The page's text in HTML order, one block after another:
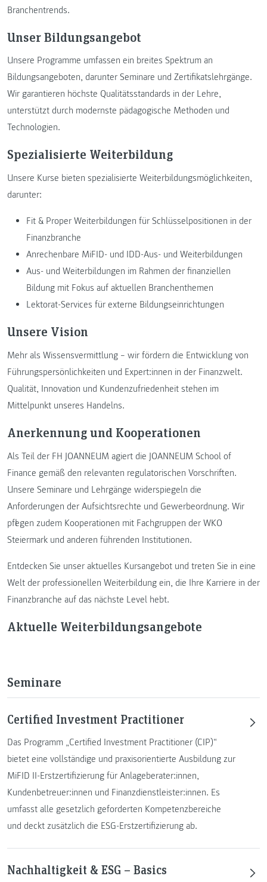
Branchentrends.
Unser Bildungsangebot
Unsere Programme umfassen ein breites Spektrum an
Bildungsangeboten, darunter Seminare und Zertifikatslehrgänge.
Wir garantieren höchste Qualitätsstandards in der Lehre,
unterstützt durch modernste pädagogische Methoden und
Technologien.
Spezialisierte Weiterbildung
Unsere Kurse bieten spezialisierte Weiterbildungsmöglichkeiten,
darunter:
Fit & Proper Weiterbildungen für Schlüsselpositionen in der
Finanzbranche
Anrechenbare MiFID- und IDD-Aus- und Weiterbildungen
Aus- und Weiterbildungen im Rahmen der finanziellen
Bildung mit Fokus auf aktuellen Branchenthemen
Lektorat-Services für externe Bildungseinrichtungen
Unsere Vision
Mehr als Wissensvermittlung – wir fördern die Entwicklung von
Führungspersönlichkeiten und Expert:innen in der Finanzwelt.
Qualität, Innovation und Kundenzufriedenheit stehen im
Mittelpunkt unseres Handelns.
Anerkennung und Kooperationen
Als Teil der FH JOANNEUM agiert die JOANNEUM School of
Finance gemäß den relevanten regulatorischen Vorschriften.
Unsere Seminare und Lehrgänge widerspiegeln die
Anforderungen der Aufsichtsrechte und Gewerbeordnung. Wir
pflegen zudem Kooperationen mit Fachgruppen der WKO
Steiermark und anderen führenden Institutionen.
Entdecken Sie unser aktuelles Kursangebot und treten Sie in eine
Welt der professionellen Weiterbildung ein, die Ihre Karriere in der
Finanzbranche auf das nächste Level hebt.
Aktuelle Weiterbildungsangebote
Seminare
Certified Investment Practitioner
Das Programm „Certified Investment Practitioner (CIP)“
bietet eine vollständige und praxisorientierte Ausbildung zur
MiFID II-Erstzertifizierung für Anlageberater:innen,
Kundenbetreuer:innen und Finanzdienstleister:innen. Es
umfasst alle gesetzlich geforderten Kompetenzbereiche
und deckt zusätzlich die ESG-Erstzertifizierung ab.
Nachhaltigkeit & ESG – Basics